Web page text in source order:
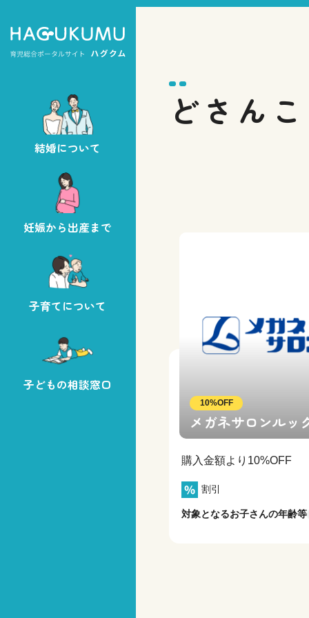
結婚について
妊娠から出産まで
子育てについて
子どもの相談窓口
どさん
10%OFF
メガネサロンルッ
購入金額より10%OFF
割引
対象となるお子さんの年齢等